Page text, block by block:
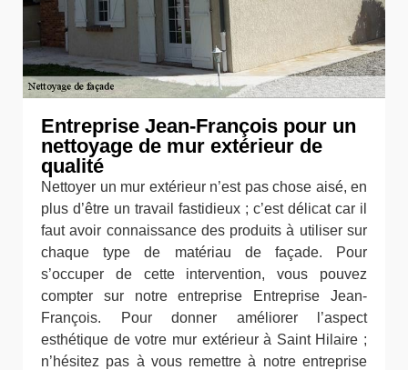
Entreprise Jean-François pour un
nettoyage de mur extérieur de
qualité
Nettoyer un mur extérieur n’est pas chose aisé, en
plus d’être un travail fastidieux ; c’est délicat car il
faut avoir connaissance des produits à utiliser sur
chaque type de matériau de façade. Pour
s’occuper de cette intervention, vous pouvez
compter sur notre entreprise Entreprise Jean-
François. Pour donner améliorer l’aspect
esthétique de votre mur extérieur à Saint Hilaire ;
n’hésitez pas à vous remettre à notre entreprise